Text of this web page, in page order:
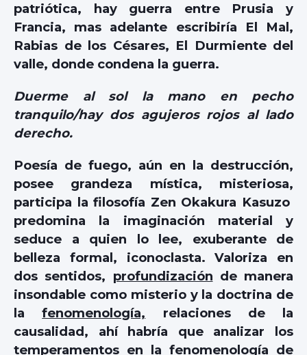
patriótica, hay guerra entre Prusia y
Francia, mas adelante escribiría El Mal,
Rabias de los Césares, El Durmiente del
valle, donde condena la guerra.
Duerme al sol la mano en pecho
tranquilo/hay dos agujeros rojos al lado
derecho.
Poesía de fuego, aún en la destrucción,
posee grandeza mística, misteriosa,
participa la filosofía Zen Okakura Kasuzo
predomina la imaginación material y
seduce a quien lo lee, exuberante de
belleza formal, iconoclasta. Valoriza en
dos sentidos, profundización de manera
insondable como misterio y la doctrina de
lafenomenología, relaciones de la
causalidad, ahí habría que analizar los
temperamentos en la fenomenología de